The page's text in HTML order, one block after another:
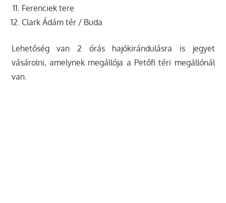
Ferenciek tere
Clark Ádám tér / Buda
Lehetőség van 2 órás hajókirándulásra is jegyet
vásárolni, amelynek megállója a Petőfi téri megállónál
van.